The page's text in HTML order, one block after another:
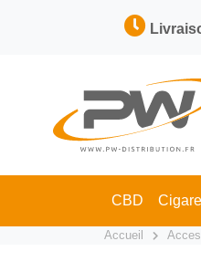
CBD
Accueil